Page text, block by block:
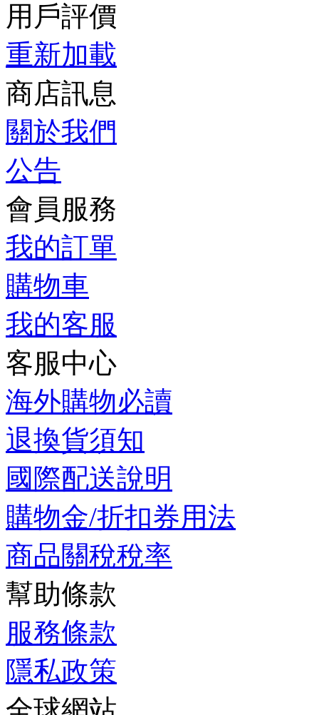
用戶評價
重新加載
商店訊息
關於我們
公告
會員服務
我的訂單
購物車
我的客服
客服中心
海外購物必讀
退換貨須知
國際配送說明
購物金/折扣券用法
商品關稅稅率
幫助條款
服務條款
隱私政策